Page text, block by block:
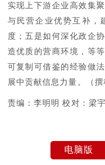
实现上下游企业高效集聚
与民营企业优势互补，
度；五是如何深化政企
造优质的营商环境，等
可复制可借鉴的经验做
展中贡献信息力量。（撰
责编：李明明 校对：梁宇
电脑版